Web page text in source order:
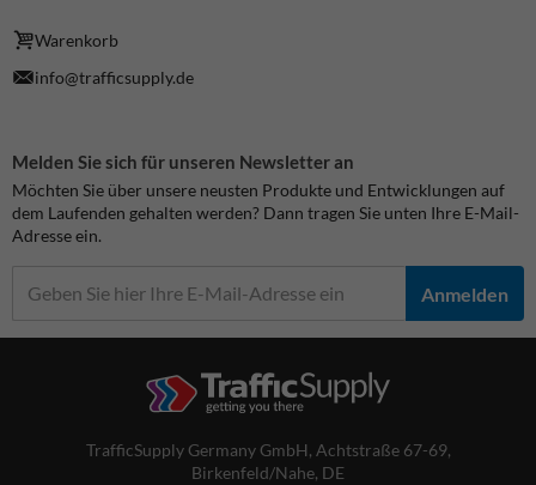
Warenkorb
info@trafficsupply.de
Melden Sie sich für unseren Newsletter an
Möchten Sie über unsere neusten Produkte und Entwicklungen auf
dem Laufenden gehalten werden? Dann tragen Sie unten Ihre E-Mail-
Adresse ein.
Anmelden
TrafficSupply Germany GmbH, Achtstraße 67-69,
Birkenfeld/Nahe, DE